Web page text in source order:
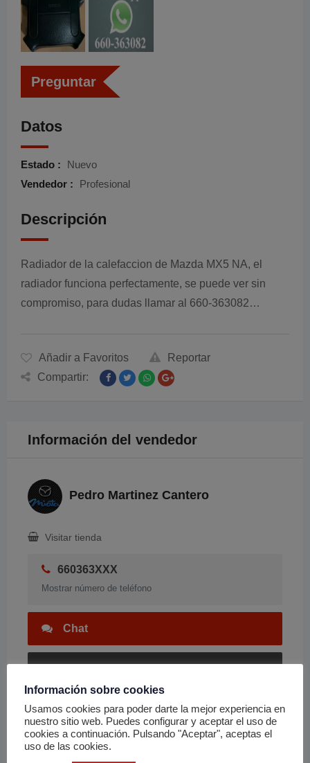
Preguntar
Datos
Estado :
Nuevo
Vendedor :
Profesional
Descripción
Radiador de la calefaccion de Mazda MX5 NA, el
radiador funciona perfectamente, se puede ver sin
compromiso, para dudas llamar al 660-363082…
Añadir a Favoritos
Reportar
Compartir:
Información del vendedor
Pedro Martinez Cantero
Visitar tienda
660363XXX
Mostrar número de teléfono
Chat
Ubicación
Información sobre cookies
Usamos cookies para poder darte la mejor experiencia en
nuestro sitio web. Puedes configurar y aceptar el uso de
cookies a continuación. Pulsando "Aceptar", aceptas el
uso de las cookies.